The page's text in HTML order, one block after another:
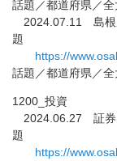
話題／都道府県／全
2024.07.11 島根
題 ：
https://
話題／都道府県／全
1200_投資
2024.06.27 証券
題 ：06/
https://